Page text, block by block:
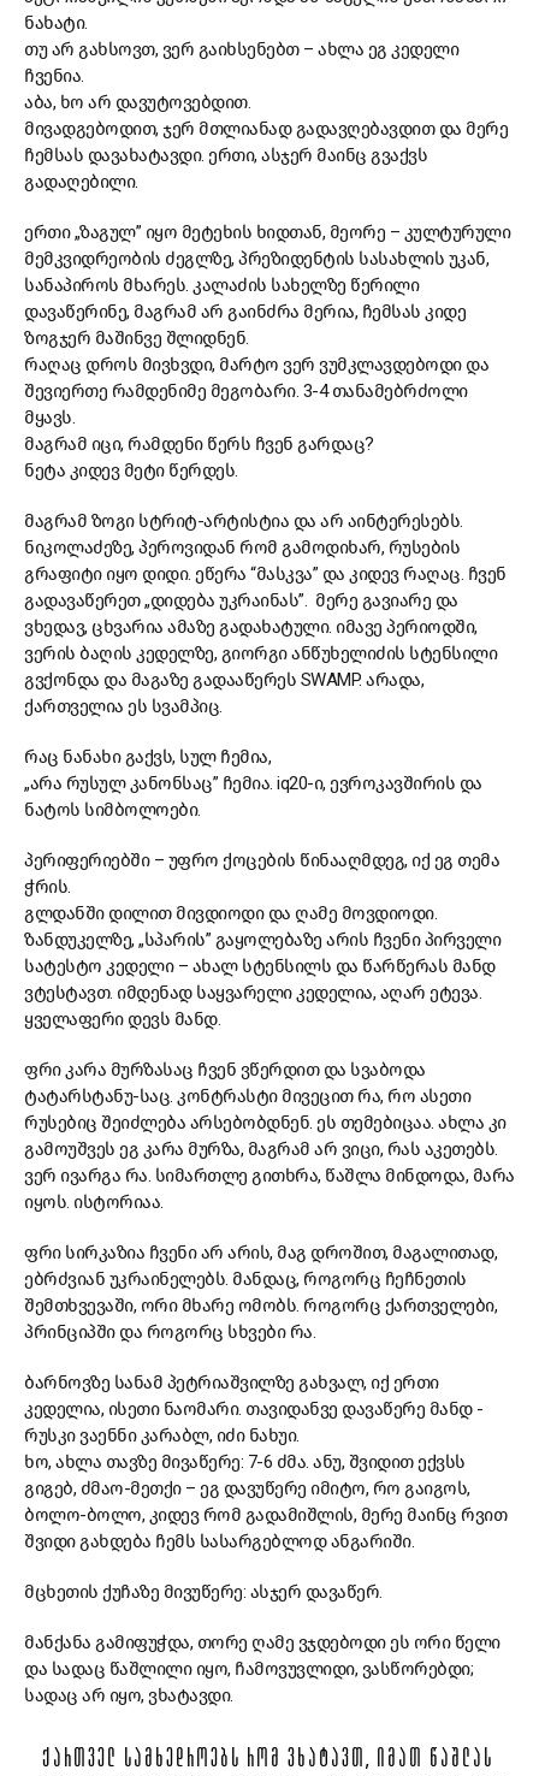
ნახატი.
თუ არ გახსოვთ, ვერ გაიხსენებთ – ახლა ეგ კედელი
ჩვენია.
აბა, ხო არ დავუტოვებდით.
მივადგებოდით, ჯერ მთლიანად გადავღებავდით და მერე
ჩემსას დავახატავდი. ერთი, ასჯერ მაინც გვაქვს
გადაღებილი.
ერთი „ზაგულ” იყო მეტეხის ხიდთან, მეორე – კულტურული
მემკვიდრეობის ძეგლზე, პრეზიდენტის სასახლის უკან,
სანაპიროს მხარეს. კალაძის სახელზე წერილი
დავაწერინე, მაგრამ არ გაინძრა მერია, ჩემსას კიდე
ზოგჯერ მაშინვე შლიდნენ.
რაღაც დროს მივხვდი, მარტო ვერ ვუმკლავდებოდი და
შევიერთე რამდენიმე მეგობარი. 3-4 თანამებრძოლი
მყავს.
მაგრამ იცი, რამდენი წერს ჩვენ გარდაც?
ნეტა კიდევ მეტი წერდეს.
მაგრამ ზოგი სტრიტ-არტისტია და არ აინტერესებს.
ნიკოლაძეზე, პეროვიდან რომ გამოდიხარ, რუსების
გრაფიტი იყო დიდი. ეწერა “მასკვა” და კიდევ რაღაც. ჩვენ
გადავაწერეთ „დიდება უკრაინას”. მერე გავიარე და
ვხედავ, ცხვარია ამაზე გადახატული. იმავე პერიოდში,
ვერის ბაღის კედელზე, გიორგი ანწუხელიძის სტენსილი
გვქონდა და მაგაზე გადააწერეს SWAMP. არადა,
ქართველია ეს სვამპიც.
რაც ნანახი გაქვს, სულ ჩემია,
„არა რუსულ კანონსაც” ჩემია. iq20-ი, ევროკავშირის და
ნატოს სიმბოლოები.
პერიფერიებში – უფრო ქოცების წინააღმდეგ, იქ ეგ თემა
ჭრის.
გლდანში დილით მივდიოდი და ღამე მოვდიოდი.
ზანდუკელზე, „სპარის” გაყოლებაზე არის ჩვენი პირველი
სატესტო კედელი – ახალ სტენსილს და წარწერას მანდ
ვტესტავთ. იმდენად საყვარელი კედელია, აღარ ეტევა.
ყველაფერი დევს მანდ.
ფრი კარა მურზასაც ჩვენ ვწერდით და სვაბოდა
ტატარსტანუ-საც. კონტრასტი მივეცით რა, რო ასეთი
რუსებიც შეიძლება არსებობდნენ. ეს თემებიცაა. ახლა კი
გამოუშვეს ეგ კარა მურზა, მაგრამ არ ვიცი, რას აკეთებს.
ვერ ივარგა რა. სიმართლე გითხრა, წაშლა მინდოდა, მარა
იყოს. ისტორიაა.
ფრი სირკაზია ჩვენი არ არის, მაგ დროშით, მაგალითად,
ებრძვიან უკრაინელებს. მანდაც, როგორც ჩეჩნეთის
შემთხვევაში, ორი მხარე ომობს. როგორც ქართველები,
პრინციპში და როგორც სხვები რა.
ბარნოვზე სანამ პეტრიაშვილზე გახვალ, იქ ერთი
კედელია, ისეთი ნაომარი. თავიდანვე დავაწერე მანდ -
რუსკი ვაენნი კარაბლ, იძი ნახუი.
ხო, ახლა თავზე მივაწერე: 7-6 ძმა. ანუ, შვიდით ექვსს
გიგებ, ძმაო-მეთქი – ეგ დავუწერე იმიტო, რო გაიგოს,
ბოლო-ბოლო, კიდევ რომ გადამიშლის, მერე მაინც რვით
შვიდი გახდება ჩემს სასარგებლოდ ანგარიში.
მცხეთის ქუჩაზე მივუწერე: ასჯერ დავაწერ.
მანქანა გამიფუჭდა, თორე ღამე ვჯდებოდი ეს ორი წელი
და სადაც წაშლილი იყო, ჩამოვუვლიდი, ვასწორებდი;
სადაც არ იყო, ვხატავდი.
ᲥᲐᲠᲗᲕᲔᲚ ᲡᲐᲛᲮᲔᲓᲠᲝᲔᲑᲡ ᲠᲝᲛ ᲕᲮᲐᲢᲐᲕᲗ, ᲘᲛᲐᲗ ᲬᲐᲨᲚᲐᲡ